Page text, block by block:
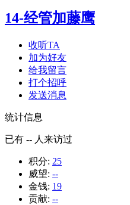
14-经管加藤鹰
收听TA
加为好友
给我留言
打个招呼
发送消息
统计信息
已有 -- 人来访过
积分: 25
威望: --
金钱: 19
贡献: --